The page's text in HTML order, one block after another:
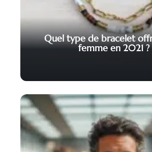
Quel type de bracelet
femme en 2021 ?